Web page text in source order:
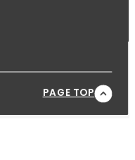
PAGE TOP